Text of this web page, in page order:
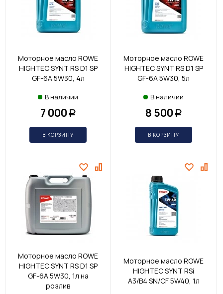
Моторное масло ROWE
HIGHTEC SYNT RS D1 SP
GF-6A 5W30, 4л
В наличии
7 000 Р
В КОРЗИНУ
Моторное масло ROWE
HIGHTEC SYNT RS D1 SP
GF-6A 5W30, 5л
В наличии
8 500 Р
В КОРЗИНУ
Моторное масло ROWE
HIGHTEC SYNT RS D1 SP
GF-6A 5W30, 1л на
розлив
Моторное масло ROWE
HIGHTEC SYNT RSi
A3/B4 SN/CF 5W40, 1л